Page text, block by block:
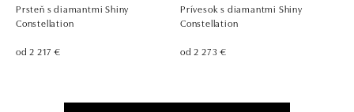
Prsteň s diamantmi Shiny
Constellation
od 2 217 €
Prívesok s diamantmi Shiny
Constellation
od 2 273 €